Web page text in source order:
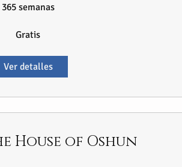
365 semanas
Gratis
Ver detalles
House of Oshun